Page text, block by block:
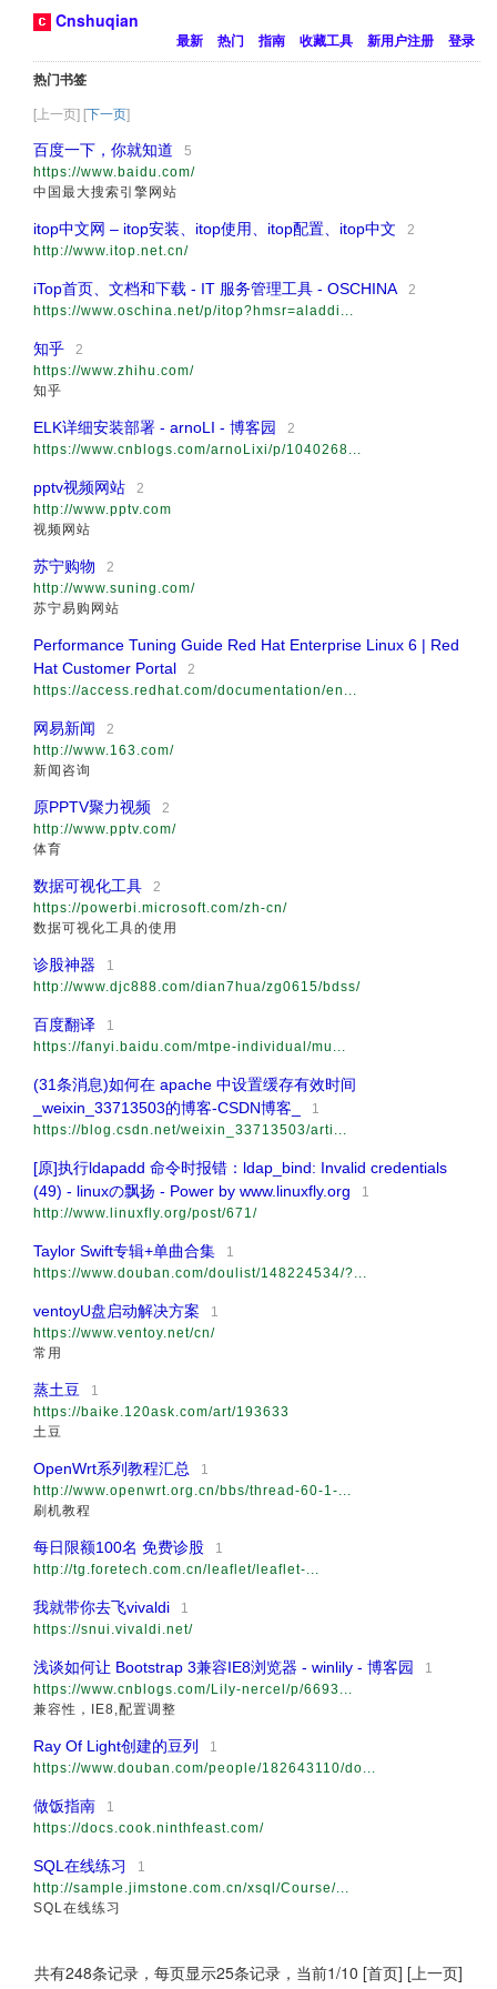
Cnshuqian
最新 热门 指南 收藏工具 新用户注册 登录
热门书签
[上一页] [下一页]
百度一下，你就知道
5
https://www.baidu.com/
中国最大搜索引擎网站
itop中文网 – itop安装、itop使用、itop配置、itop中文
2
http://www.itop.net.cn/
iTop首页、文档和下载 - IT 服务管理工具 - OSCHINA
2
https://www.oschina.net/p/itop?hmsr=aladdi...
知乎
2
https://www.zhihu.com/
知乎
ELK详细安装部署 - arnoLI - 博客园
2
https://www.cnblogs.com/arnoLixi/p/1040268...
pptv视频网站
2
http://www.pptv.com
视频网站
苏宁购物
2
http://www.suning.com/
苏宁易购网站
Performance Tuning Guide Red Hat Enterprise Linux 6 | Red
Hat Customer Portal
2
https://access.redhat.com/documentation/en...
网易新闻
2
http://www.163.com/
新闻咨询
原PPTV聚力视频
2
http://www.pptv.com/
体育
数据可视化工具
2
https://powerbi.microsoft.com/zh-cn/
数据可视化工具的使用
诊股神器
1
http://www.djc888.com/dian7hua/zg0615/bdss/
百度翻译
1
https://fanyi.baidu.com/mtpe-individual/mu...
(31条消息)如何在 apache 中设置缓存有效时间
_weixin_33713503的博客-CSDN博客_
1
https://blog.csdn.net/weixin_33713503/arti...
[原]执行ldapadd 命令时报错：ldap_bind: Invalid credentials
(49) - linuxの飘扬 - Power by www.linuxfly.org
1
http://www.linuxfly.org/post/671/
Taylor Swift专辑+单曲合集
1
https://www.douban.com/doulist/148224534/?...
ventoyU盘启动解决方案
1
https://www.ventoy.net/cn/
常用
蒸土豆
1
https://baike.120ask.com/art/193633
土豆
OpenWrt系列教程汇总
1
http://www.openwrt.org.cn/bbs/thread-60-1-...
刷机教程
每日限额100名 免费诊股
1
http://tg.foretech.com.cn/leaflet/leaflet-...
我就带你去飞vivaldi
1
https://snui.vivaldi.net/
浅谈如何让 Bootstrap 3兼容IE8浏览器 - winlily - 博客园
1
https://www.cnblogs.com/Lily-nercel/p/6693...
兼容性，IE8,配置调整
Ray Of Light创建的豆列
1
https://www.douban.com/people/182643110/do...
做饭指南
1
https://docs.cook.ninthfeast.com/
SQL在线练习
1
http://sample.jimstone.com.cn/xsql/Course/...
SQL在线练习
共有248条记录，每页显示25条记录，当前1/10 [首页] [上一页]